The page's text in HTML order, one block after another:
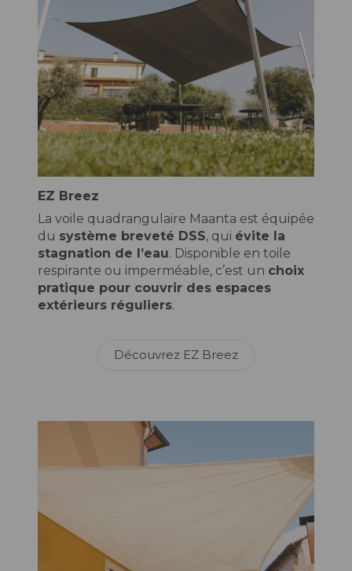
EZ Breez
La voile quadrangulaire Maanta est équipée
du système breveté DSS, qui évite la
stagnation de l’eau. Disponible en toile
respirante ou imperméable, c’est un choix
pratique pour couvrir des espaces
extérieurs réguliers.
Découvrez EZ Breez